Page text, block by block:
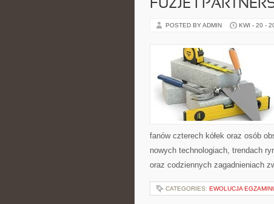
FUZJE I
POSTED BY ADMIN KWI - 20 -
fanów czterech kółek oraz osób
nowych technologiach, trendach
oraz codziennych zagadnieniach
CATEGORIES: EWOLUCJA